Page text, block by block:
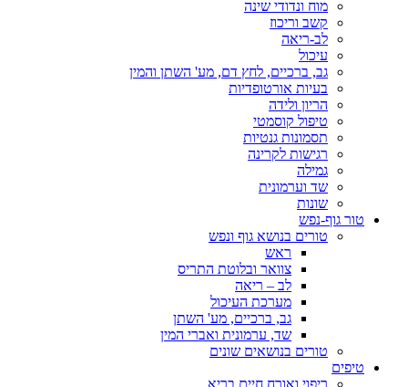
מוח ונדודי שינה
קשב וריכוז
לב-ריאה
עיכול
גב, ברכיים, לחץ דם, מע' השתן והמין
בעיות אורטופדיות
הריון ולידה
טיפול קוסמטי
תסמונות גנטיות
רגישות לקרינה
גמילה
שד וערמונית
שונות
טור גוף-נפש
טורים בנושא גוף ונפש
ראש
צוואר ובלוטת התריס
לב – ריאה
מערכת העיכול
גב, ברכיים, מע' השתן
שד, ערמונית ואברי המין
טורים בנושאים שונים
טיפים
ריפוי ואורח חיים בריא